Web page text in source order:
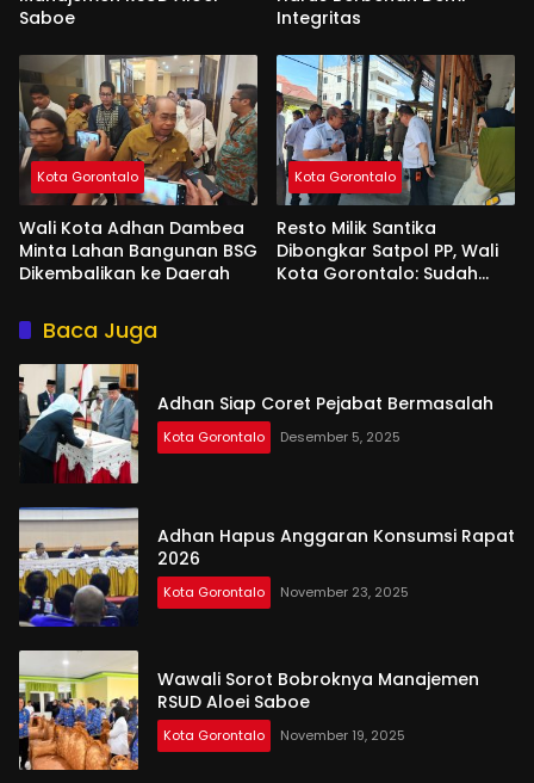
Saboe
Integritas
Kota Gorontalo
Wali Kota Adhan Dambea
Minta Lahan Bangunan BSG
Dikembalikan ke Daerah
Kota Gorontalo
Resto Milik Santika
Dibongkar Satpol PP, Wali
Kota Gorontalo: Sudah
Baca Juga
Adhan Siap Coret Pejabat Bermasalah
Kota Gorontalo Desember 5, 2025
Adhan Hapus Anggaran Konsumsi Rapat
2026
Kota Gorontalo November 23, 2025
Wawali Sorot Bobroknya Manajemen
RSUD Aloei Saboe
Kota Gorontalo November 19, 2025